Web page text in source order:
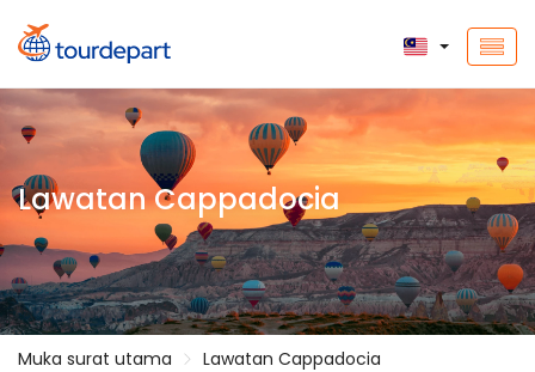
Lawatan Cappadocia
Muka surat utama Lawatan Cappadocia